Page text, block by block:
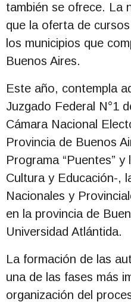
también se ofrece. La
que la oferta de
los municipios que
Buenos Aires.
Este año, contempla
Juzgado Federal N°1
Cámara Nacional
Provincia de Buenos
Programa “Puentes”
Cultura y Educación-,
Nacionales y
en la provincia de
Universidad Atlántida.
La formación de las
una de las fases más
organización del